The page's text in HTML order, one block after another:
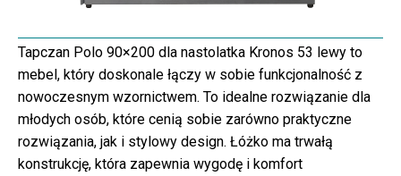
Tapczan Polo 90×200 dla nastolatka Kronos 53 lewy to
mebel, który doskonale łączy w sobie funkcjonalność z
nowoczesnym wzornictwem. To idealne rozwiązanie dla
młodych osób, które cenią sobie zarówno praktyczne
rozwiązania, jak i stylowy design. Łóżko ma trwałą
konstrukcję, która zapewnia wygodę i komfort